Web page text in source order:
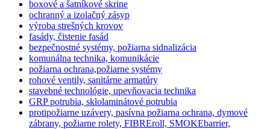
boxové a šatníkové skrine
ochranný a izolačný zásyp
výroba strešných krovov
fasády, čistenie fasád
bezpečnostné systémy, požiarna sidnalizácia
komunálna technika, komunikácie
požiarna ochrana,požiarne systémy
rohové ventily, sanitárne armatúry
stavebné technológie, upevňovacia technika
GRP potrubia, sklolaminátové potrubia
protipožiarne uzávery, pasívna požiarna ochrana, dymové
zábrany, požiarne rolety, FIBREroll, SMOKEbarrier,